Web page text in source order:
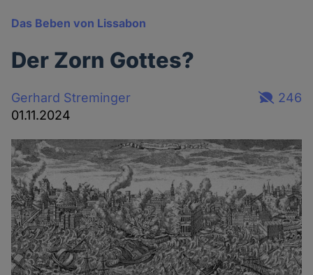
Das Beben von Lissabon
Der Zorn Gottes?
Gerhard Streminger
01.11.2024
246